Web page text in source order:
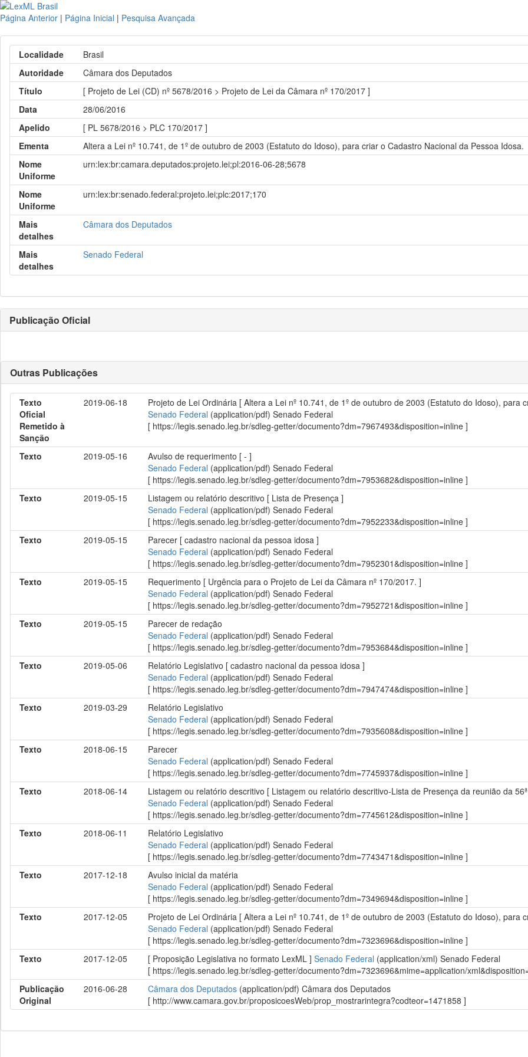
Página Anterior | Página Inicial | Pesquisa Avançada
Localidade
Brasil
Autoridade
Câmara dos Deputados
Título
[ Projeto de Lei (CD) nº 5678/2016 > Projeto de Lei da Câmara nº 170/2017 ]
Data
28/06/2016
Apelido
[ PL 5678/2016 > PLC 170/2017 ]
Ementa
Altera a Lei nº 10.741, de 1º de outubro de 2003 (Estatuto do Idoso), para criar o Cadastro Nacional da Pessoa Idosa.
Nome
Uniforme
urn:lex:br:camara.deputados:projeto.lei;pl:2016-06-28;5678
Nome
Uniforme
urn:lex:br:senado.federal:projeto.lei;plc:2017;170
Mais
detalhes
Câmara dos Deputados
Mais
detalhes
Senado Federal
Publicação Oficial
Outras Publicações
Texto
Oficial
Remetido à
Sanção
2019-06-18
Projeto de Lei Ordinária [ Altera a Lei nº 10.741, de 1º de outubro de 2003 (Estatuto do Idoso), para
Senado Federal (application/pdf) Senado Federal
[ https://legis.senado.leg.br/sdleg-getter/documento?dm=7967493&disposition=inline ]
Texto 2019-05-16
Avulso de requerimento [ - ]
Senado Federal (application/pdf) Senado Federal
[ https://legis.senado.leg.br/sdleg-getter/documento?dm=7953682&disposition=inline ]
Texto
2019-05-15
Listagem ou relatório descritivo [ Lista de Presença ]
Senado Federal (application/pdf) Senado Federal
[ https://legis.senado.leg.br/sdleg-getter/documento?dm=7952233&disposition=inline ]
Texto
2019-05-15
Parecer [ cadastro nacional da pessoa idosa ]
Senado Federal (application/pdf) Senado Federal
[ https://legis.senado.leg.br/sdleg-getter/documento?dm=7952301&disposition=inline ]
Texto
2019-05-15
Requerimento [ Urgência para o Projeto de Lei da Câmara nº 170/2017. ]
Senado Federal (application/pdf) Senado Federal
[ https://legis.senado.leg.br/sdleg-getter/documento?dm=7952721&disposition=inline ]
Texto
2019-05-15
Parecer de redação
Senado Federal (application/pdf) Senado Federal
[ https://legis.senado.leg.br/sdleg-getter/documento?dm=7953684&disposition=inline ]
Texto
2019-05-06
Relatório Legislativo [ cadastro nacional da pessoa idosa ]
Senado Federal (application/pdf) Senado Federal
[ https://legis.senado.leg.br/sdleg-getter/documento?dm=7947474&disposition=inline ]
Texto
2019-03-29
Relatório Legislativo
Senado Federal (application/pdf) Senado Federal
[ https://legis.senado.leg.br/sdleg-getter/documento?dm=7935608&disposition=inline ]
Texto
2018-06-15
Parecer
Senado Federal (application/pdf) Senado Federal
[ https://legis.senado.leg.br/sdleg-getter/documento?dm=7745937&disposition=inline ]
Texto
2018-06-14
Listagem ou relatório descritivo [ Listagem ou relatório descritivo-Lista de Presença da reunião da
Senado Federal (application/pdf) Senado Federal
[ https://legis.senado.leg.br/sdleg-getter/documento?dm=7745612&disposition=inline ]
Texto
2018-06-11
Relatório Legislativo
Senado Federal (application/pdf) Senado Federal
[ https://legis.senado.leg.br/sdleg-getter/documento?dm=7743471&disposition=inline ]
Texto
2017-12-18
Avulso inicial da matéria
Senado Federal (application/pdf) Senado Federal
[ https://legis.senado.leg.br/sdleg-getter/documento?dm=7349694&disposition=inline ]
Texto
2017-12-05
Projeto de Lei Ordinária [ Altera a Lei nº 10.741, de 1º de outubro de 2003 (Estatuto do Idoso), para
Senado Federal (application/pdf) Senado Federal
[ https://legis.senado.leg.br/sdleg-getter/documento?dm=7323696&disposition=inline ]
Texto
2017-12-05 [ Proposição Legislativa no formato LexML ] Senado Federal (application/xml) Senado Federal
[ https://legis.senado.leg.br/sdleg-getter/documento?dm=7323696&mime=application/
Publicação
Original
2016-06-28 Câmara dos Deputados (application/pdf) Câmara dos Deputados
[ http://www.camara.gov.br/proposicoesWeb/prop_mostrarintegra?codteor=1471858 ]